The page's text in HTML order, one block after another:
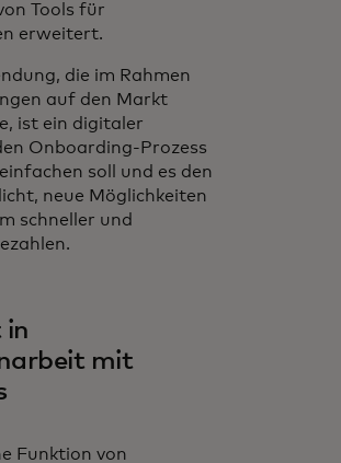
Tools für
erweitert.
die im Rahmen
auf den Markt
ist ein digitaler
Onboarding-Prozess
soll und es den
neue Möglichkeiten
schneller und
in
mit
Funktion von